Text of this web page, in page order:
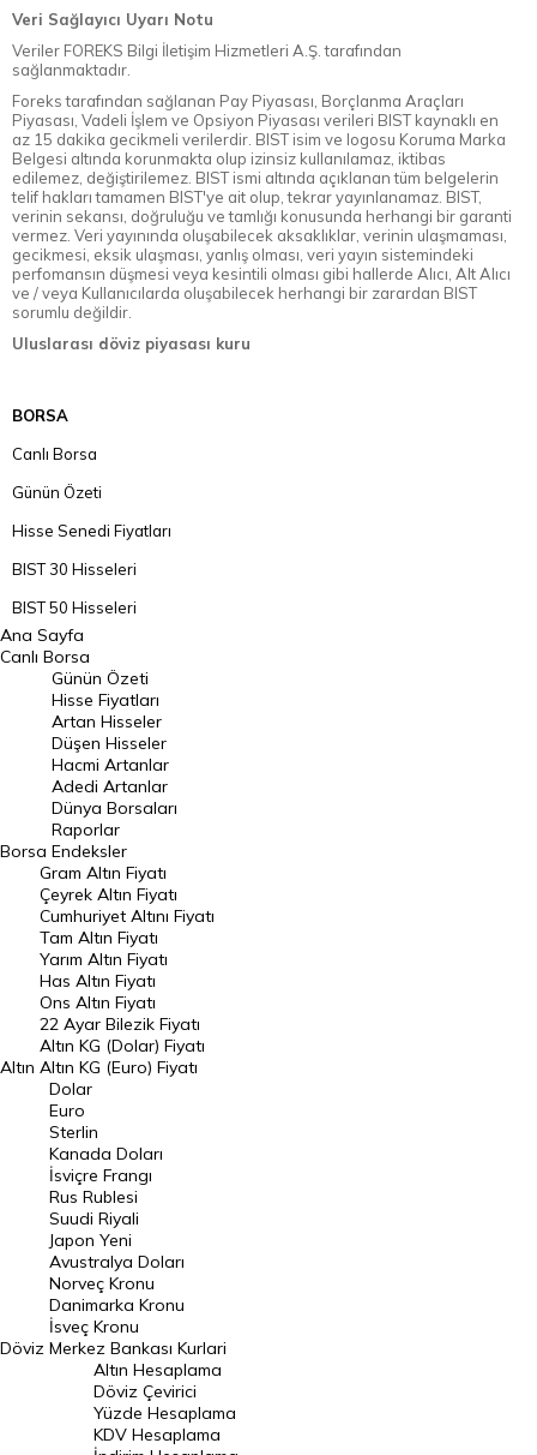
Veri Sağlayıcı Uyarı Notu
Veriler FOREKS Bilgi İletişim Hizmetleri A.Ş. tarafından
sağlanmaktadır.
Foreks tarafından sağlanan Pay Piyasası, Borçlanma Araçları
Piyasası, Vadeli İşlem ve Opsiyon Piyasası verileri BIST kaynaklı en
az 15 dakika gecikmeli verilerdir. BIST isim ve logosu Koruma Marka
Belgesi altında korunmakta olup izinsiz kullanılamaz, iktibas
edilemez, değiştirilemez. BIST ismi altında açıklanan tüm belgelerin
telif hakları tamamen BIST'ye ait olup, tekrar yayınlanamaz. BIST,
verinin sekansı, doğruluğu ve tamlığı konusunda herhangi bir garanti
vermez. Veri yayınında oluşabilecek aksaklıklar, verinin ulaşmaması,
gecikmesi, eksik ulaşması, yanlış olması, veri yayın sistemindeki
perfomansın düşmesi veya kesintili olması gibi hallerde Alıcı, Alt Alıcı
ve / veya Kullanıcılarda oluşabilecek herhangi bir zarardan BIST
sorumlu değildir.
Uluslarası döviz piyasası kuru
BORSA
Canlı Borsa
Günün Özeti
Hisse Senedi Fiyatları
BIST 30 Hisseleri
BIST 50 Hisseleri
BIST 100 Hisseleri
En Çok Artan Hisseler
En Çok Düşen Hisseler
Hacmi Artanlar
Geçmiş Kapanışlar
Dünya Borsaları
Raporlar
Endeksler
DÖVİZ
Döviz Kuru
Dolar Kuru
Euro Kuru
Pound Kuru
Frank Kuru
Riyal Kuru
Avustralya Doları
Danimarka Kronu Kuru
Kanada Doları Kuru
Norveç Kronu Kuru
İsveç Kronu Kuru
Japon Yeni Kuru
Ana Sayfa
Canlı Borsa
Borsa
Günün Özeti
Hisse Fiyatları
Artan Hisseler
Düşen Hisseler
Hacmi Artanlar
Adedi Artanlar
Dünya Borsaları
Raporlar
Endeksler
Altın
Gram Altın Fiyatı
Çeyrek Altın Fiyatı
Cumhuriyet Altını Fiyatı
Tam Altın Fiyatı
Yarım Altın Fiyatı
Has Altın Fiyatı
Ons Altın Fiyatı
22 Ayar Bilezik Fiyatı
Altın KG (Dolar) Fiyatı
Altın KG (Euro) Fiyatı
Döviz
Dolar
Euro
Sterlin
Kanada Doları
İsviçre Frangı
Rus Rublesi
Suudi Riyali
Japon Yeni
Avustralya Doları
Norveç Kronu
Danimarka Kronu
İsveç Kronu
Merkez Bankası Kurlari
Altın Hesaplama
Döviz Çevirici
Yüzde Hesaplama
KDV Hesaplama